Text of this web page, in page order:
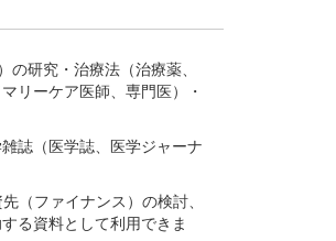
研究・治療法（治療薬、
リーケア医師、専門医）・
誌（医学誌、医学ジャーナ
（ファイナンス）の検討、
る資料として利用できま